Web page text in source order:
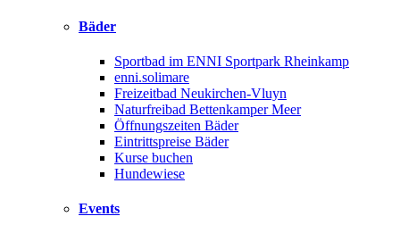
Bäder
Sportbad im ENNI Sportpark Rheinkamp
enni.solimare
Freizeitbad Neukirchen-Vluyn
Naturfreibad Bettenkamper Meer
Öffnungszeiten Bäder
Eintrittspreise Bäder
Kurse buchen
Hundewiese
Events